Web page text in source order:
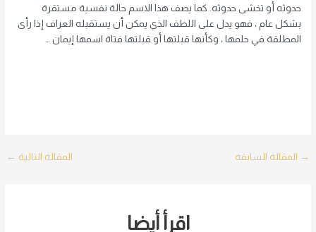
حدوثه أو تخشى حدوثه. كما يصف هذا الاسم حالة نفسية مستقرة
بشكل عام ، فهو يدل على اللطف الذي يمكن أن يستقبله العراف إذا رأى
المطلقة في حلمها ، وكأنها قبلتها أو قبلتها فتاة اسمها إيمان …
Post
→ المقالة السابقة المقالة التالية ←
اقرأ أيضا